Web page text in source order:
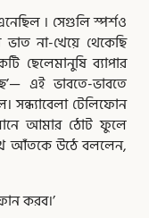
। সেগুলি স্পর্শও
না-খেয়ে থেকেছি
ছেলেমানুষি ব্যাপার
এই ভাবতে-ভাবতে
সন্ধ্যাবেলা টেলিফোন
আমার ঠোট ফুলে
আঁতকে উঠে বললেন,
করব।’